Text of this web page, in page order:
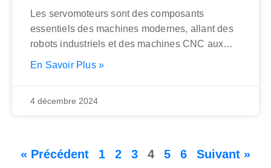
Les servomoteurs sont des composants
essentiels des machines modernes, allant des
robots industriels et des machines CNC aux
bandes transporteuses
En Savoir Plus »
4 décembre 2024
« Précédent 1 2 3 4 5 6 Suivant »